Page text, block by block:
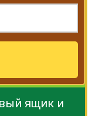
ящик и